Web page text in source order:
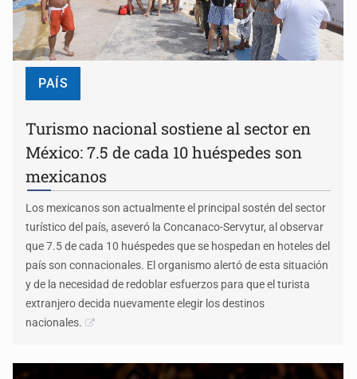
PAÍS
Turismo nacional sostiene al sector en
México: 7.5 de cada 10 huéspedes son
mexicanos
Los mexicanos son actualmente el principal sostén del sector
turístico del país, aseveró la Concanaco-Servytur, al observar
que 7.5 de cada 10 huéspedes que se hospedan en hoteles del
país son connacionales. El organismo alertó de esta situación
y de la necesidad de redoblar esfuerzos para que el turista
extranjero decida nuevamente elegir los destinos
nacionales.